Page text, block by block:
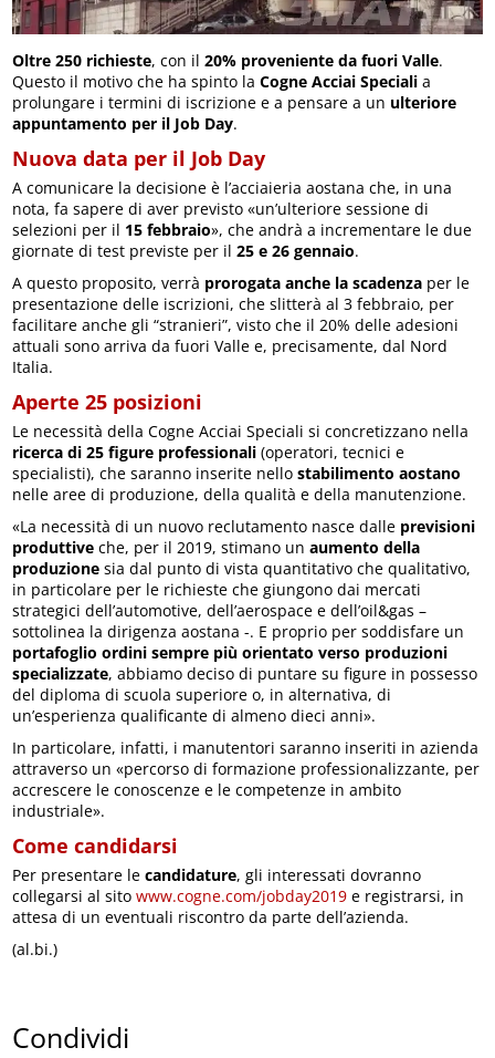
Oltre 250 richieste, con il20% proveniente da fuori Valle.
Questo il motivo che ha spinto laCogne Acciai Speciali a
prolungare i termini di iscrizione e a pensare a un ulteriore
appuntamento per il Job Day.
Nuova data per il Job Day
A comunicare la decisione è l’acciaieria aostana che, in una
nota, fa sapere di aver previsto «un’ulteriore sessione di
selezioni per il 15 febbraio», che andrà a incrementare le due
giornate di test previste per il25 e 26 gennaio.
A questo proposito, verrà prorogata anche la scadenza per le
presentazione delle iscrizioni, che slitterà al 3 febbraio, per
facilitare anche gli “stranieri”, visto che il 20% delle adesioni
attuali sono arriva da fuori Valle e, precisamente, dal Nord
Italia.
Aperte 25 posizioni
Le necessità della Cogne Acciai Speciali si concretizzano nella
ricerca di 25 figure professionali (operatori, tecnici e
specialisti), che saranno inserite nellostabilimento aostano
nelle aree di produzione, della qualità e della manutenzione.
«La necessità di un nuovo reclutamento nasce dalle previsioni
produttive che, per il 2019, stimano unaumento della
produzione sia dal punto di vista quantitativo che qualitativo,
in particolare per le richieste che giungono dai mercati
strategici dell’automotive, dell’aerospace e dell’oil&gas –
sottolinea la dirigenza aostana -. E proprio per soddisfare un
portafoglio ordini sempre più orientato verso produzioni
specializzate, abbiamo deciso di puntare su figure in possesso
del diploma di scuola superiore o, in alternativa, di
un’esperienza qualificante di almeno dieci anni».
In particolare, infatti, i manutentori saranno inseriti in azienda
attraverso un «percorso di formazione professionalizzante, per
accrescere le conoscenze e le competenze in ambito
industriale».
Come candidarsi
Per presentare lecandidature, gli interessati dovranno
collegarsi al sitowww.cogne.com/jobday2019 e registrarsi, in
attesa di un eventuali riscontro da parte dell’azienda.
(al.bi.)
Condividi